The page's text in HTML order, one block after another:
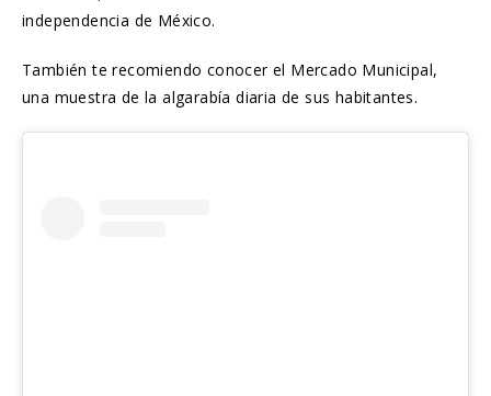
independencia de México.
También te recomiendo conocer el Mercado Municipal,
una muestra de la algarabía diaria de sus habitantes.